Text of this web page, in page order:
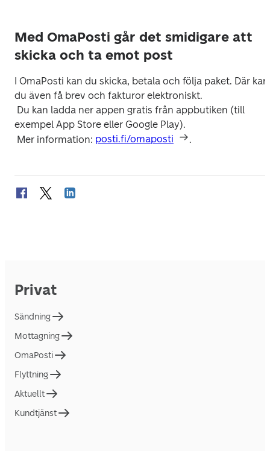
Med OmaPosti går det smidigare att
skicka och ta emot post
I OmaPosti kan du skicka, betala och följa paket. Där kan
du även få brev och fakturor elektroniskt.
exempel App Store eller Google Play).
Mer information: posti.fi/omaposti .
Privat
Sändning
Mottagning
OmaPosti
Flyttning
Aktuellt
Kundtjänst